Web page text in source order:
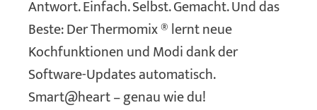
Antwort. Einfach. Selbst. Gemacht. Und das
Beste: Der Thermomix ® lernt neue
Kochfunktionen und Modi dank der
Software-Updates automatisch.
Smart@heart – genau wie du!